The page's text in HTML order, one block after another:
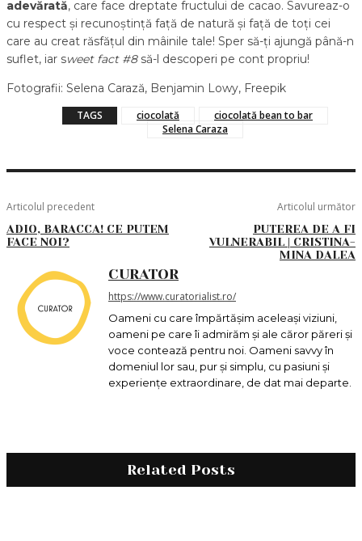
adevărată, care face dreptate fructului de cacao. Savureaz-o
cu respect și recunoștință față de natură și față de toți cei
care au creat răsfățul din mâinile tale! Sper să-ți ajungă până-n
suflet, iar sweet fact #8 să-l descoperi pe cont propriu!
Fotografii: Selena Carază, Benjamin Lowy, Freepik
TAGS ciocolată
ciocolată bean to bar
Selena Caraza
Articolul precedent
ADIO, BARACCA! CE PUTEM
FACE NOI?
Articolul următor
PUTEREA DE A FI
VULNERABIL | CRISTINA-
MINA DALEA
CURATOR
https://www.curatorialist.ro/
Oameni cu care împărtășim aceleași viziuni,
oameni pe care îi admirăm și ale căror păreri și
voce contează pentru noi. Oameni savvy în
domeniul lor sau, pur și simplu, cu pasiuni și
experiențe extraordinare, de dat mai departe.
Related Posts